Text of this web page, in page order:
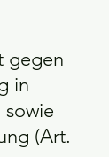
gegen
in
sowie
(Art.